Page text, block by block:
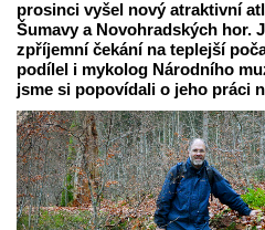
prosinci vyšel nový atraktivní
Šumavy a Novohradských hor.
zpříjemní čekání na teplejší
podílel i mykolog Národního
jsme si popovídali o jeho práci